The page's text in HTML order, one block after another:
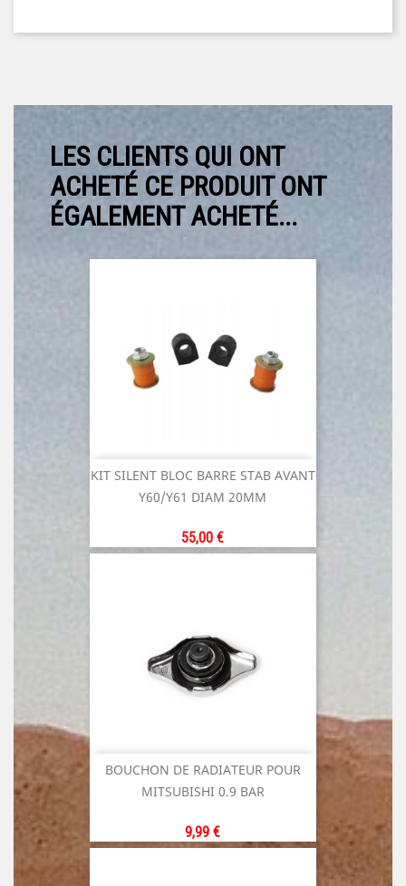
LES CLIENTS QUI ONT
ACHETÉ CE PRODUIT ONT
ÉGALEMENT ACHETÉ...
KIT SILENT BLOC BARRE STAB AVANT
Y60/Y61 DIAM 20MM
Prix
55,00 €
BOUCHON DE RADIATEUR POUR
MITSUBISHI 0.9 BAR
Prix
9,99 €